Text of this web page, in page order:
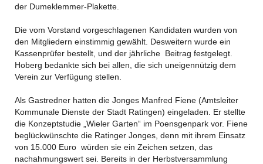
der Dumeklemmer-Plakette.
Die vom Vorstand vorgeschlagenen Kandidaten wurden von
den Mitgliedern einstimmig gewählt. Desweitern wurde ein
Kassenprüfer bestellt, und der jährliche Beitrag festgelegt.
Hoberg bedankte sich bei allen, die sich uneigennützig dem
Verein zur Verfügung stellen.
Als Gastredner hatten die Jonges Manfred Fiene (Amtsleiter
Kommunale Dienste der Stadt Ratingen) eingeladen. Er stellte
die Konzeptstudie „Wieler Garten“ im Poensgenpark vor. Fiene
beglückwünschte die Ratinger Jonges, denn mit ihrem Einsatz
von 15.000 Euro würden sie ein Zeichen setzen, das
nachahmungswert sei. Bereits in der Herbstversammlung